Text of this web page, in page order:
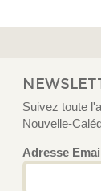
Suivez toute
Nouvelle-
Adresse